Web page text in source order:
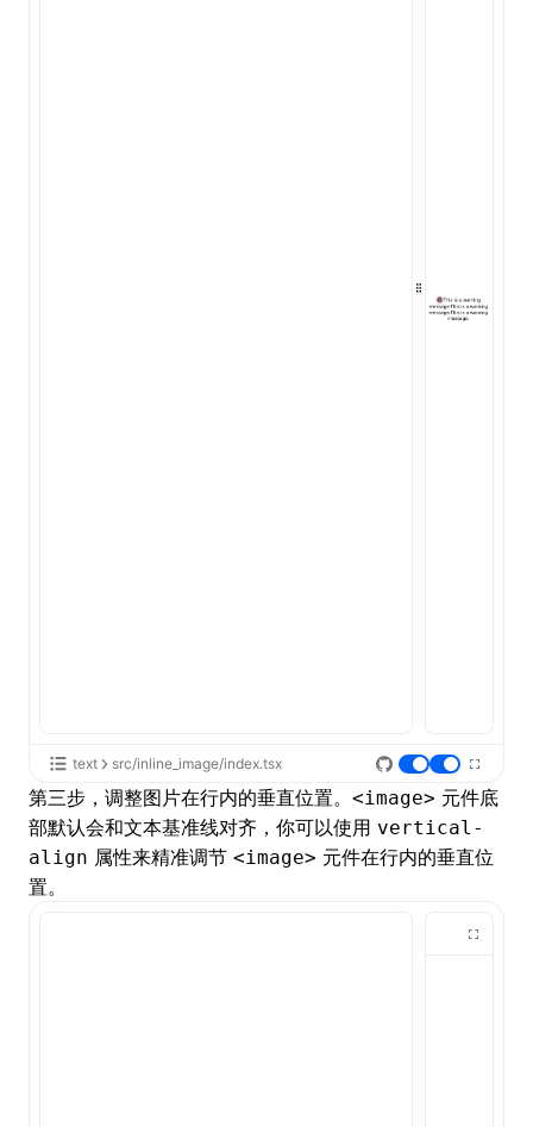
text src/inline_image/index.tsx
第三步，调整图片在行内的垂直位置。 <image> 元件底
部默认会和文本基准线对齐，你可以使用 vertical-
align 属性来精准调节 <image> 元件在行内的垂直位
置。